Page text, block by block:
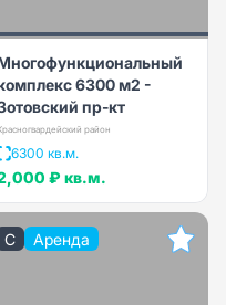
6300 м2 -
пр-кт
район
6300 кв.м.
₽ кв.м.
C Аренда